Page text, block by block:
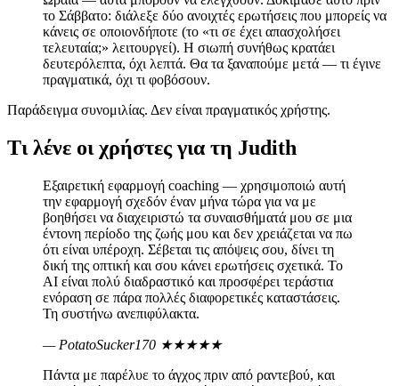
το Σάββατο: διάλεξε δύο ανοιχτές ερωτήσεις που μπορείς να
κάνεις σε οποιονδήποτε (το «τι σε έχει απασχολήσει
τελευταία;» λειτουργεί). Η σιωπή συνήθως κρατάει
δευτερόλεπτα, όχι λεπτά. Θα τα ξαναπούμε μετά — τι έγινε
πραγματικά, όχι τι φοβόσουν.
Παράδειγμα συνομιλίας. Δεν είναι πραγματικός χρήστης.
Τι λένε οι χρήστες για τη Judith
Εξαιρετική εφαρμογή coaching — χρησιμοποιώ αυτή
την εφαρμογή σχεδόν έναν μήνα τώρα για να με
βοηθήσει να διαχειριστώ τα συναισθήματά μου σε μια
έντονη περίοδο της ζωής μου και δεν χρειάζεται να πω
ότι είναι υπέροχη. Σέβεται τις απόψεις σου, δίνει τη
δική της οπτική και σου κάνει ερωτήσεις σχετικά. Το
AI είναι πολύ διαδραστικό και προσφέρει τεράστια
ενόραση σε πάρα πολλές διαφορετικές καταστάσεις.
Τη συστήνω ανεπιφύλακτα.
— PotatoSucker170 ★★★★★
Πάντα με παρέλυε το άγχος πριν από ραντεβού, και